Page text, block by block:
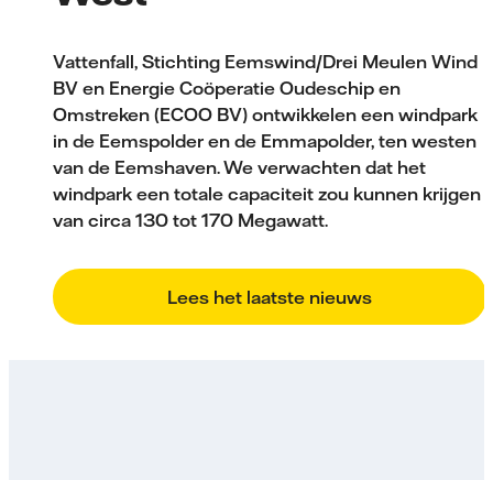
Vattenfall, Stichting Eemswind/Drei Meulen Wind
BV en Energie Coöperatie Oudeschip en
Omstreken (ECOO BV) ontwikkelen een windpark
in de Eemspolder en de Emmapolder, ten westen
van de Eemshaven. We verwachten dat het
windpark een totale capaciteit zou kunnen krijgen
van circa 130 tot 170 Megawatt.
Lees het laatste nieuws